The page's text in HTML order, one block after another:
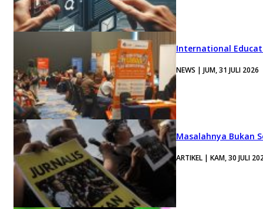
International
NEWS | JUM, 31 JULI 2026
Masalahnya Bukan
ARTIKEL | KAM, 30 JULI